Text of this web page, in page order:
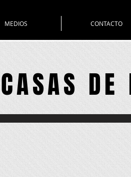
MEDIOS CONTACTO
CASAS DE